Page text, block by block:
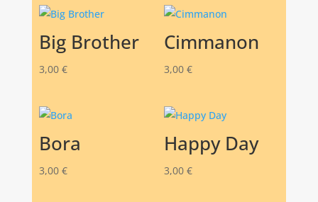
Big Brother
3,00 €
Cimmanon
3,00 €
Bora
3,00 €
Happy Day
3,00 €